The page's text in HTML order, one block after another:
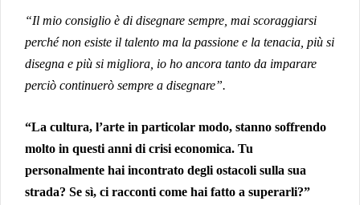
“Il mio consiglio è di disegnare sempre, mai scoraggiarsi
perché non esiste il talento ma la passione e la tenacia, più si
disegna e più si migliora, io ho ancora tanto da imparare
perciò continuerò sempre a disegnare”.
“La cultura, l’arte in particolar modo, stanno soffrendo
molto in questi anni di crisi economica. Tu
personalmente hai incontrato degli ostacoli sulla sua
strada? Se sì, ci racconti come hai fatto a superarli?”